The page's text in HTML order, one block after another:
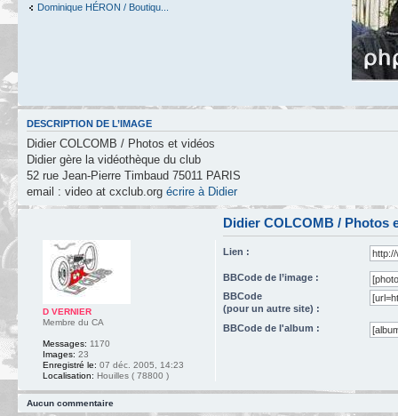
Dominique HÉRON / Boutiqu...
DESCRIPTION DE L’IMAGE
Didier COLCOMB / Photos et vidéos
Didier gère la vidéothèque du club
52 rue Jean-Pierre Timbaud 75011 PARIS
email : video at cxclub.org écrire à Didier
Didier COLCOMB / Photos
Lien :
BBCode de l’image :
BBCode
(pour un autre site) :
BBCode de l'album :
D VERNIER
Membre du CA
Messages: 1170
Images: 23
Enregistré le: 07 déc. 2005, 14:23
Localisation: Houilles ( 78800 )
Aucun commentaire